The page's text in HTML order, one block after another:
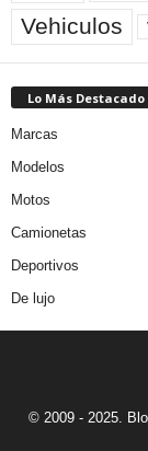
Vehiculos
Lo Más Destacado
Marcas
Modelos
Motos
Camionetas
Deportivos
De lujo
© 2009 - 2025.